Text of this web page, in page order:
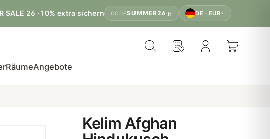
SALE 26 · 10% extra sichern
CODESUMMER26 DE · EUR
RäumeAngebote
Kelim Afghan